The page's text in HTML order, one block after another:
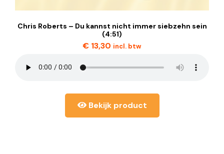
Chris Roberts – Du kannst nicht immer siebzehn sein
(4:51)
€ 13,30 incl. btw
Bekijk product